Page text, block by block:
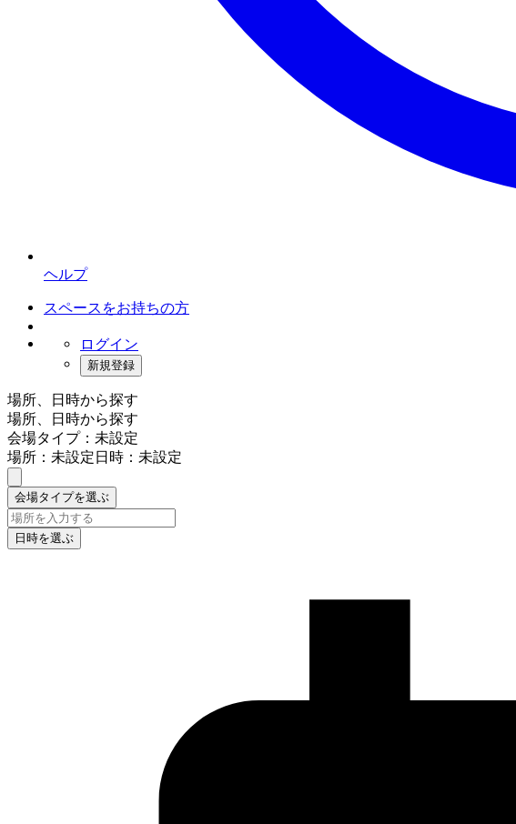
ヘルプ
スペースをお持ちの方
ログイン
新規登録
場所、日時から探す
場所、日時から探す
会場タイプ：未設定
場所：未設定日時：未設定
会場タイプを選ぶ
日時を選ぶ